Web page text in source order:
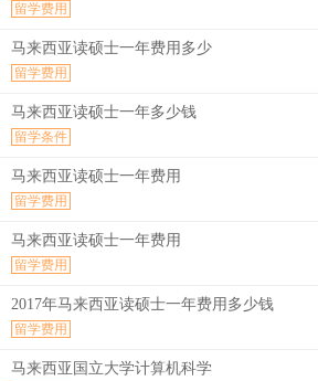
留学费用
马来西亚读硕士一年费用多少
留学费用
马来西亚读硕士一年多少钱
留学条件
马来西亚读硕士一年费用
留学费用
马来西亚读硕士一年费用
留学费用
2017年马来西亚读硕士一年费用多少钱
留学费用
马来西亚国立大学计算机科学